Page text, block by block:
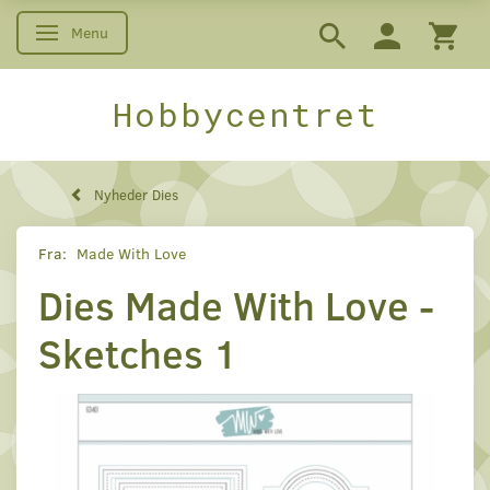
Skifte navigation
Menu
Hobbycentret
Nyheder Dies
Fra: Made With Love
Dies Made With Love -
Sketches 1